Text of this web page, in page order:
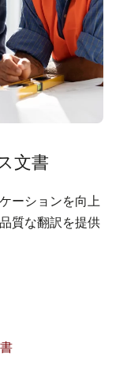
文書
ーションを向上
質な翻訳を提供